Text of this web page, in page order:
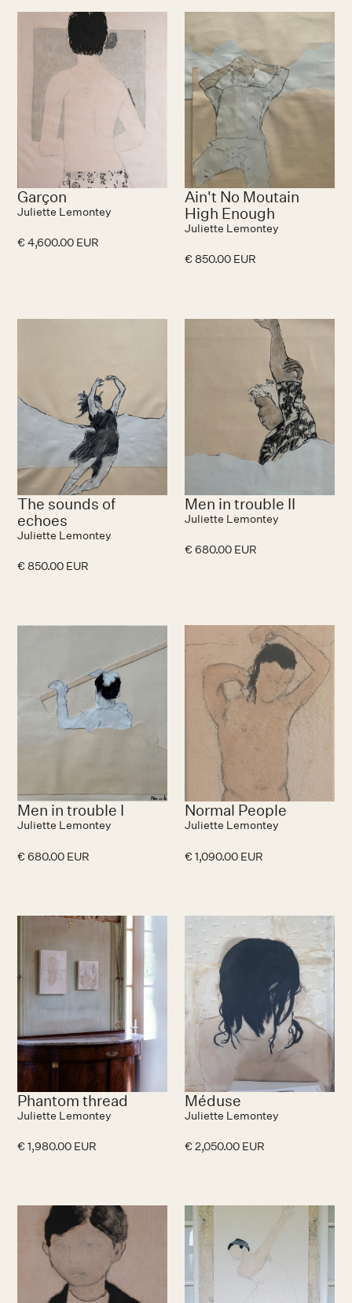
Garçon
Juliette Lemontey
€ 4,600.00 EUR
Ain't No Moutain
High Enough
Juliette Lemontey
€ 850.00 EUR
The sounds of
echoes
Juliette Lemontey
€ 850.00 EUR
Men in trouble II
Juliette Lemontey
€ 680.00 EUR
Men in trouble I
Juliette Lemontey
€ 680.00 EUR
Normal People
Juliette Lemontey
€ 1,090.00 EUR
Phantom thread
Juliette Lemontey
€ 1,980.00 EUR
Méduse
Juliette Lemontey
€ 2,050.00 EUR